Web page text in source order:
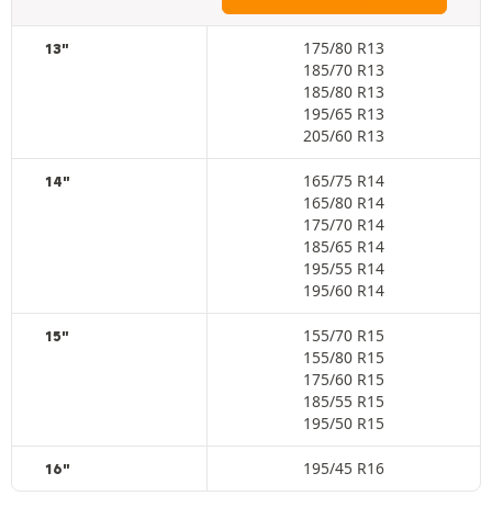
13"
175/80 R13
185/70 R13
185/80 R13
195/65 R13
205/60 R13
14"
165/75 R14
165/80 R14
175/70 R14
185/65 R14
195/55 R14
195/60 R14
15"
155/70 R15
155/80 R15
175/60 R15
185/55 R15
195/50 R15
16" 195/45 R16